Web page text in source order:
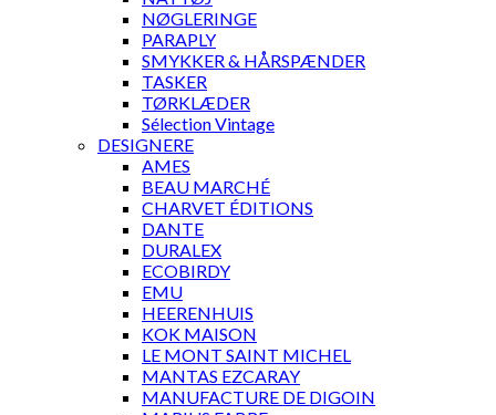
NØGLERINGE
PARAPLY
SMYKKER & HÅRSPÆNDER
TASKER
TØRKLÆDER
Sélection Vintage
DESIGNERE
AMES
BEAU MARCHÉ
CHARVET ÉDITIONS
DANTE
DURALEX
ECOBIRDY
EMU
HEERENHUIS
KOK MAISON
LE MONT SAINT MICHEL
MANTAS EZCARAY
MANUFACTURE DE DIGOIN